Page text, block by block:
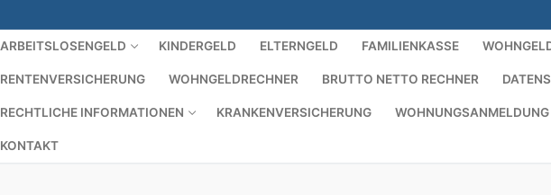
ARBEITSLOSENGELD KINDERGELD ELTERNGELD FAMILIENKASSE
RENTENVERSICHERUNG WOHNGELDRECHNER BRUTTO NETTO RECHNER
RECHTLICHE INFORMATIONEN KRANKENVERSICHERUNG WOHNUNGSANMELDUNG
KONTAKT